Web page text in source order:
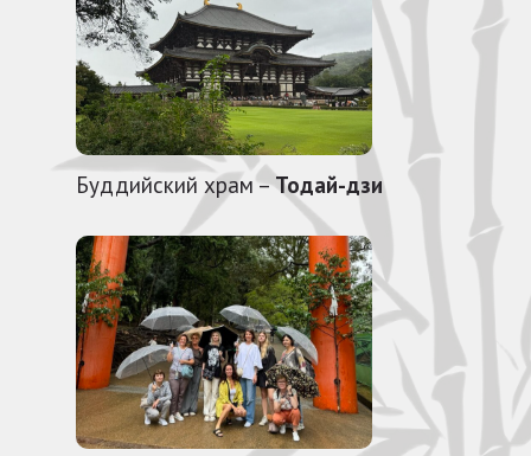
Буддийский храм –Тодай-дзи